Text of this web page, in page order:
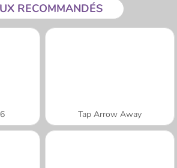
RECOMMANDÉS
Tap Arrow Away